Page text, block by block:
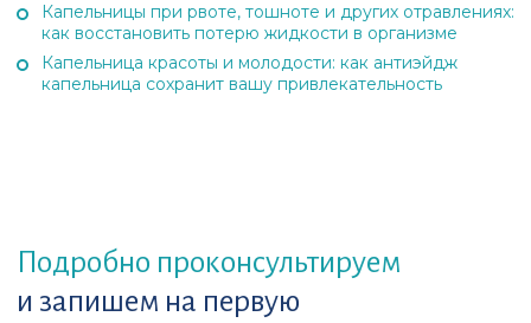
Капельницы при рвоте, тошноте и других отравлениях:
как восстановить потерю жидкости в организме
Капельница красоты и молодости: как антиэйдж
капельница сохранит вашу привлекательность
Подробно проконсультируем
и запишем на первую